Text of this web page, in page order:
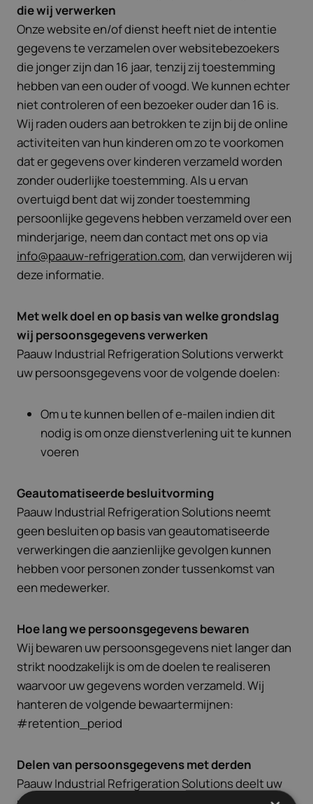
die wij verwerken
Onze website en/of dienst heeft niet de intentie
gegevens te verzamelen over websitebezoekers
die jonger zijn dan 16 jaar, tenzij zij toestemming
hebben van een ouder of voogd. We kunnen echter
niet controleren of een bezoeker ouder dan 16 is.
Wij raden ouders aan betrokken te zijn bij de online
activiteiten van hun kinderen om zo te voorkomen
dat er gegevens over kinderen verzameld worden
zonder ouderlijke toestemming. Als u ervan
overtuigd bent dat wij zonder toestemming
persoonlijke gegevens hebben verzameld over een
minderjarige, neem dan contact met ons op via
info@paauw-refrigeration.com, dan verwijderen wij
deze informatie.
Met welk doel en op basis van welke grondslag
wij persoonsgegevens verwerken
Paauw Industrial Refrigeration Solutions verwerkt
uw persoonsgegevens voor de volgende doelen:
Om u te kunnen bellen of e-mailen indien dit
nodig is om onze dienstverlening uit te kunnen
voeren
Geautomatiseerde besluitvorming
Paauw Industrial Refrigeration Solutions neemt
geen besluiten op basis van geautomatiseerde
verwerkingen die aanzienlijke gevolgen kunnen
hebben voor personen zonder tussenkomst van
een medewerker.
Hoe lang we persoonsgegevens bewaren
Wij bewaren uw persoonsgegevens niet langer dan
strikt noodzakelijk is om de doelen te realiseren
waarvoor uw gegevens worden verzameld. Wij
hanteren de volgende bewaartermijnen:
#retention_period
Delen van persoonsgegevens met derden
Paauw Industrial Refrigeration Solutions deelt uw